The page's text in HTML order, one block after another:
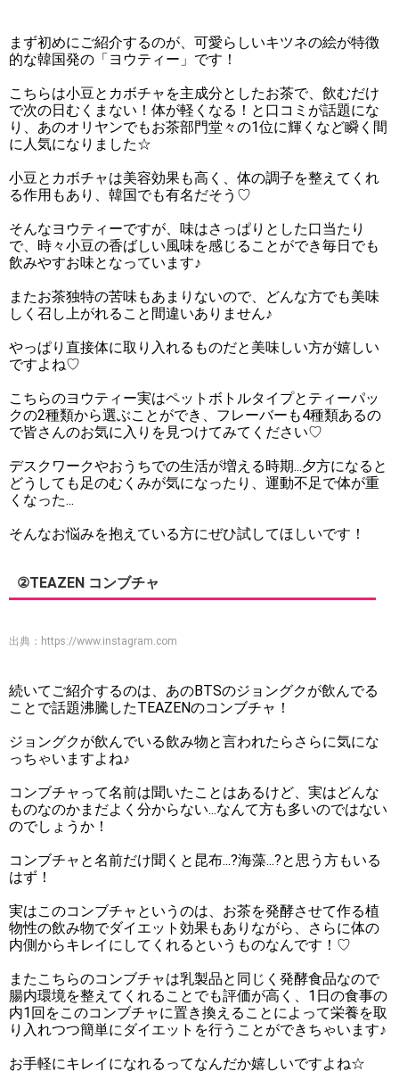
まず初めにご紹介するのが、可愛らしいキツネの絵が特徴
的な韓国発の「ヨウティー」です！
こちらは小豆とカボチャを主成分としたお茶で、飲むだけ
で次の日むくまない！体が軽くなる！と口コミが話題にな
り、あのオリヤンでもお茶部門堂々の1位に輝くなど瞬く間
に人気になりました☆
小豆とカボチャは美容効果も高く、体の調子を整えてくれ
る作用もあり、韓国でも有名だそう♡
そんなヨウティーですが、味はさっぱりとした口当たり
で、時々小豆の香ばしい風味を感じることができ毎日でも
飲みやすお味となっています♪
またお茶独特の苦味もあまりないので、どんな方でも美味
しく召し上がれること間違いありません♪
やっぱり直接体に取り入れるものだと美味しい方が嬉しい
ですよね♡
こちらのヨウティー実はペットボトルタイプとティーパッ
クの2種類から選ぶことができ、フレーバーも4種類あるの
で皆さんのお気に入りを見つけてみてください♡
デスクワークやおうちでの生活が増える時期...夕方になると
どうしても足のむくみが気になったり、運動不足で体が重
くなった...
そんなお悩みを抱えている方にぜひ試してほしいです！
②TEAZEN コンブチャ
出典： https://www.instagram.com
続いてご紹介するのは、あのBTSのジョングクが飲んでる
ことで話題沸騰したTEAZENのコンブチャ！
ジョングクが飲んでいる飲み物と言われたらさらに気にな
っちゃいますよね♪
コンブチャって名前は聞いたことはあるけど、実はどんな
ものなのかまだよく分からない...なんて方も多いのではない
のでしょうか！
コンブチャと名前だけ聞くと昆布...?海藻...?と思う方もいる
はず！
実はこのコンブチャというのは、お茶を発酵させて作る植
物性の飲み物でダイエット効果もありながら、さらに体の
内側からキレイにしてくれるというものなんです！♡
またこちらのコンブチャは乳製品と同じく発酵食品なので
腸内環境を整えてくれることでも評価が高く、1日の食事の
内1回をこのコンブチャに置き換えることによって栄養を取
り入れつつ簡単にダイエットを行うことができちゃいます♪
お手軽にキレイになれるってなんだか嬉しいですよね☆